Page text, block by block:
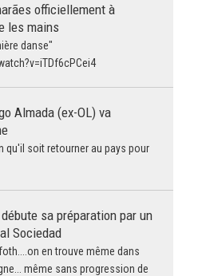
officiellement à
les mains
danse"
Almada (ex-OL) va
qu'il soit retourner au pays pour
sa préparation par un
Sociedad
en trouve même dans
même sans progression de